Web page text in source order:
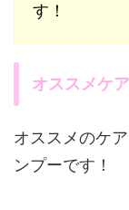
す！
オススメケ
オススメのケ
ンプーです！